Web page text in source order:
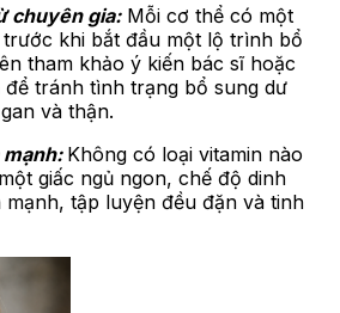
chuyên gia:Mỗi cơ thể có một
khi bắt đầu một lộ trình bổ
tham khảo ý kiến bác sĩ hoặc
tránh tình trạng bổ sung dư
và thận.
Không có loại vitamin nào
giấc ngủ ngon, chế độ dinh
tập luyện đều đặn và tinh